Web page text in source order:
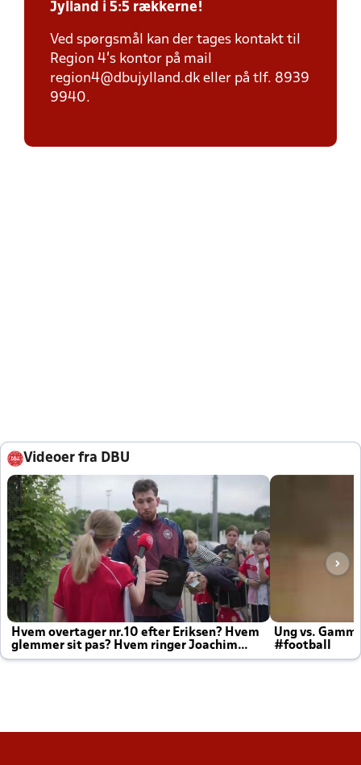
Jylland i 5:5 rækkerne!
Ved spørgsmål kan der tages kontakt til
Region 4's kontor på mail
region4@dbujylland.dk eller på tlf. 8939
9940.
Videoer fra DBU
Hvem overtager nr.10 efter Eriksen? Hvem
glemmer sit pas? Hvem ringer Joachim
altid til efter kampe?
Ung vs.
#football